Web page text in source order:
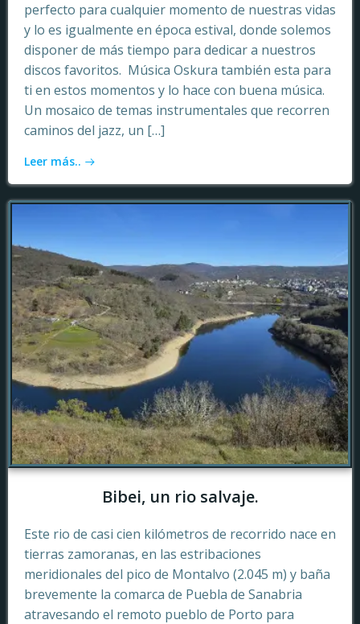
perfecto para cualquier momento de nuestras vidas
y lo es igualmente en época estival, donde solemos
disponer de más tiempo para dedicar a nuestros
discos favoritos. Música Oskura también esta para
ti en estos momentos y lo hace con buena música.
Un mosaico de temas instrumentales que recorren
caminos del jazz, un […]
Leer más..
Bibei, un rio salvaje.
Este rio de casi cien kilómetros de recorrido nace en
tierras zamoranas, en las estribaciones
meridionales del pico de Montalvo (2.045 m) y baña
brevemente la comarca de Puebla de Sanabria
atravesando el remoto pueblo de Porto para